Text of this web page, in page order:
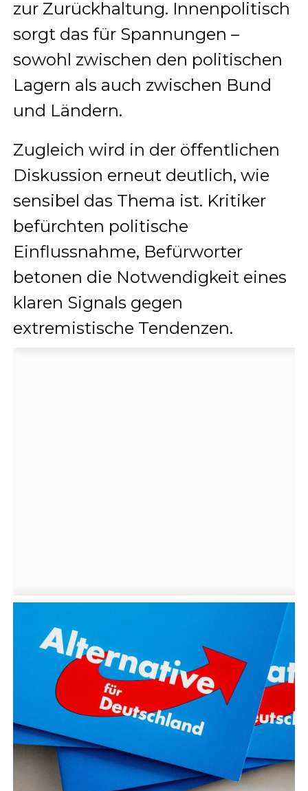
zur Zurückhaltung. Innenpolitisch
sorgt das für Spannungen –
sowohl zwischen den politischen
Lagern als auch zwischen Bund
und Ländern.
Zugleich wird in der öffentlichen
Diskussion erneut deutlich, wie
sensibel das Thema ist. Kritiker
befürchten politische
Einflussnahme, Befürworter
betonen die Notwendigkeit eines
klaren Signals gegen
extremistische Tendenzen.